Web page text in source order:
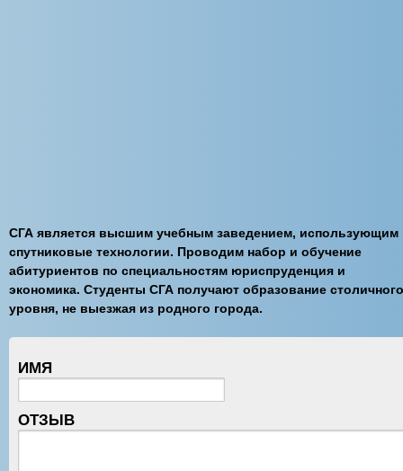
СГА является высшим учебным заведением, использующим
спутниковые технологии. Проводим набор и обучение
абитуриентов по специальностям юриспруденция и
экономика. Студенты СГА получают образование столичного
уровня, не выезжая из родного города.
ИМЯ
ОТЗЫВ